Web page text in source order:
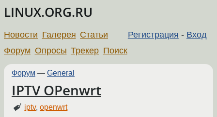
LINUX.ORG.RU
Регистрация - Вход
Новости Галерея Статьи
Форум Опросы Трекер Поиск
Форум — General
IPTV OPenwrt
iptv,openwrt